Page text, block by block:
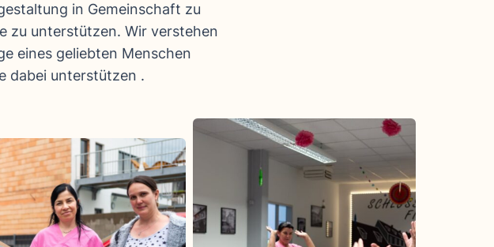
in Gemeinschaft zu
zu unterstützen. Wir verstehen
eines geliebten Menschen
dabei unterstützen .